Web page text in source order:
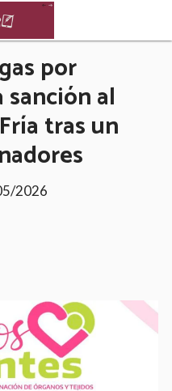
por
sanción al
tras un
2026